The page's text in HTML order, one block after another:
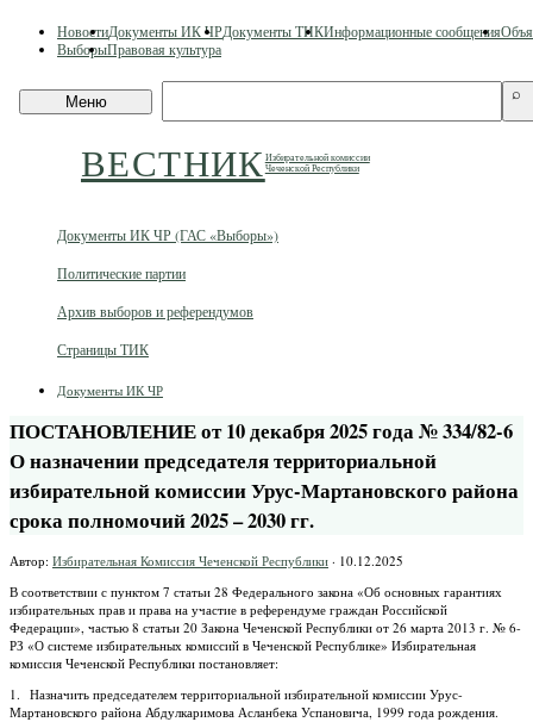
content
НовостиДокументы ИК ЧРДокументы ТИКИнформационные сообщения
ВыборыПравовая культура
Меню
ВЕСТНИКИзбирательной комиссии
Чеченской Республики
сайту
⌕
Документы ИК ЧР (ГАС «Выборы»)
Политические партии
Архив выборов и референдумов
Страницы ТИК
Документы ИК ЧР
ПОСТАНОВЛЕНИЕ от 10 декабря 2025 года № 334/82-6
О назначении председателя территориальной
избирательной комиссии Урус-Мартановского района
срока полномочий 2025 – 2030 гг.
Автор: Избирательная Комиссия Чеченской Республики · 10.12.2025
В соответствии с пунктом 7 статьи 28 Федерального закона «Об основных гарантиях
избирательных прав и права на участие в референдуме граждан Российской
Федерации», частью 8 статьи 20 Закона Чеченской Республики от 26 марта 2013 г. № 6-
РЗ «О системе избирательных комиссий в Чеченской Республике» Избирательная
комиссия Чеченской Республики постановляет:
1. Назначить председателем территориальной избирательной комиссии Урус-
Мартановского района Абдулкаримова Асланбека Успановича, 1999 года рождения.